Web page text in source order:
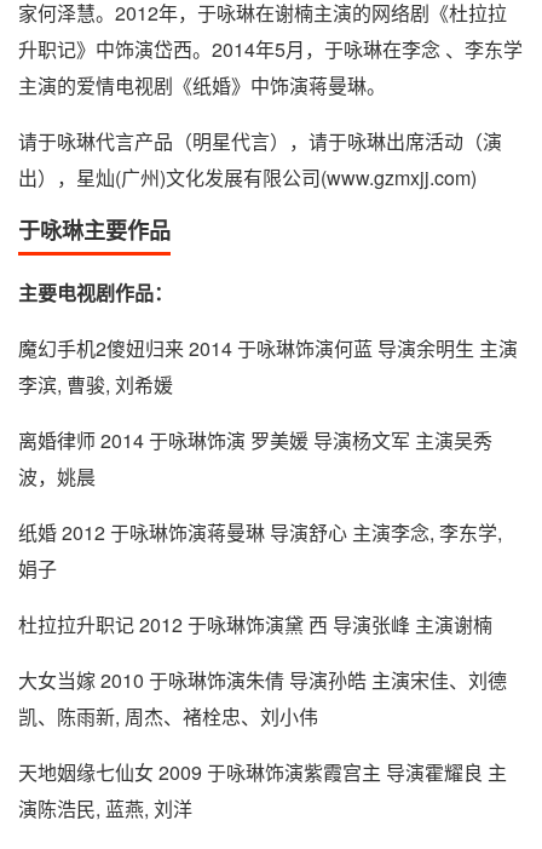
家何泽慧。2012年，于咏琳在谢楠主演的网络剧《杜拉拉
升职记》中饰演岱西。2014年5月，于咏琳在李念 、李东学
主演的爱情电视剧《纸婚》中饰演蒋曼琳。
请于咏琳代言产品（明星代言），请于咏琳出席活动（演
出），星灿(广州)文化发展有限公司(www.gzmxjj.com)
于咏琳主要作品
主要电视剧作品：
魔幻手机2傻妞归来 2014 于咏琳饰演何蓝 导演余明生 主演
李滨, 曹骏, 刘希媛
离婚律师 2014 于咏琳饰演 罗美媛 导演杨文军 主演吴秀
波，姚晨
纸婚 2012 于咏琳饰演蒋曼琳 导演舒心 主演李念, 李东学,
娟子
杜拉拉升职记 2012 于咏琳饰演黛 西 导演张峰 主演谢楠
大女当嫁 2010 于咏琳饰演朱倩 导演孙皓 主演宋佳、刘德
凯、陈雨新, 周杰、褚栓忠、刘小伟
天地姻缘七仙女 2009 于咏琳饰演紫霞宫主 导演霍耀良 主
演陈浩民, 蓝燕, 刘洋